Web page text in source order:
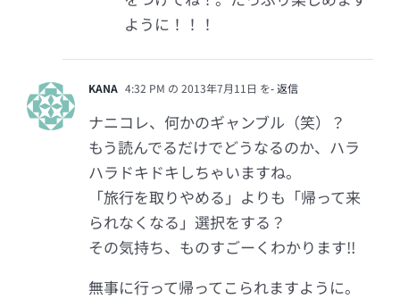
ように！！！
KANA 4:32 PM の 2013年7月11日 を- 返信
ナニコレ、何かのギャンブル（笑）？
もう読んでるだけでどうなるのか、ハラ
ハラドキドキしちゃいますね。
「旅行を取りやめる」よりも「帰って来
られなくなる」選択をする？
その気持ち、ものすごーくわかります!!
無事に行って帰ってこられますように。